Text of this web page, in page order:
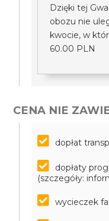
Dzięki tej
obozu nie
kwocie, w
60.00 PLN
CENA NIE
dopłat
dopłaty
(szczegóły:
wycieczek